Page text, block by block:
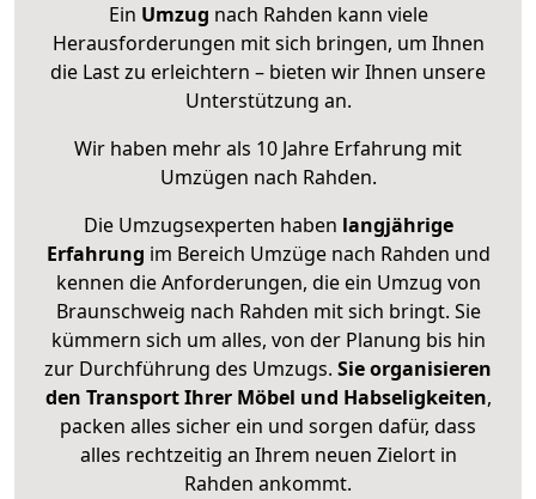
Ein Umzug nach Rahden kann viele
Herausforderungen mit sich bringen, um Ihnen
die Last zu erleichtern – bieten wir Ihnen unsere
Unterstützung an.
Wir haben mehr als 10 Jahre Erfahrung mit
Umzügen nach Rahden.
Die Umzugsexperten haben langjährige
Erfahrung im Bereich Umzüge nach Rahden und
kennen die Anforderungen, die ein Umzug von
Braunschweig nach Rahden mit sich bringt. Sie
kümmern sich um alles, von der Planung bis hin
zur Durchführung des Umzugs. Sie organisieren
den Transport Ihrer Möbel und Habseligkeiten,
packen alles sicher ein und sorgen dafür, dass
alles rechtzeitig an Ihrem neuen Zielort in
Rahden ankommt.